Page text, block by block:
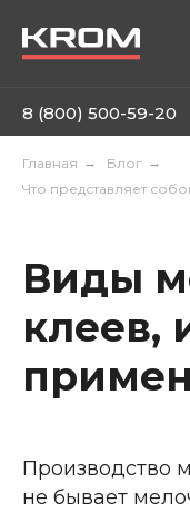
8 (800) 500-59-20
Главная → Блог →
Что представляет
Виды
клеев,
Производство
не бывает